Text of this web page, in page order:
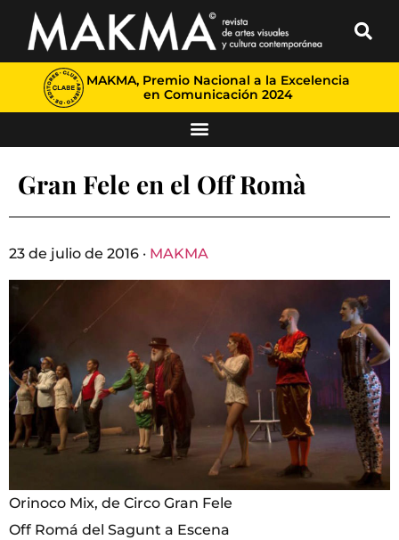
MAKMA, Premio Nacional a la Excelencia
en Comunicación 2024
Gran Fele en el Off Romà
23 de julio de 2016 · MAKMA
Orinoco Mix, de Circo Gran Fele
Off Romá del Sagunt a Escena